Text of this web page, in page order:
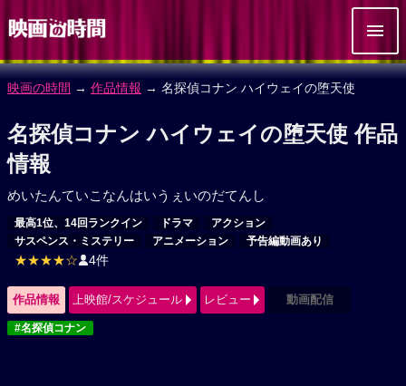
映画の時間 → 作品情報 → 名探偵コナン ハイウェイの堕天使
名探偵コナン ハイウェイの堕天使 作品
情報
めいたんていこなんはいうぇいのだてんし
最高1位、14回ランクイン ドラマ
アクション
サスペンス・ミステリー
アニメーション 予告編動画あり
★★★★☆ 4件
作品情報 上映館/スケジュール レビュー 動画配信
#名探偵コナン